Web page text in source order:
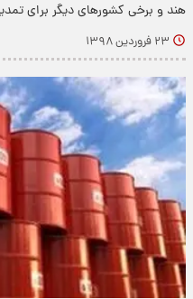
هند و برخی کشورهای دیگر برای
۲۳ فروردین ۱۳۹۸